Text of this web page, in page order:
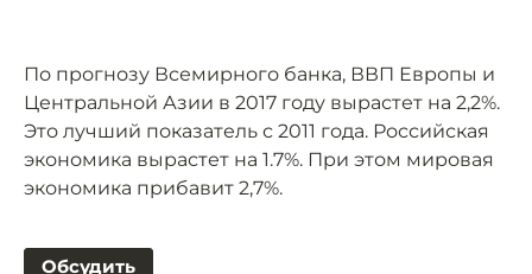
По прогнозу Всемирного банка, ВВП Европы и
Центральной Азии в 2017 году вырастет на 2,2%.
Это лучший показатель с 2011 года. Российская
экономика вырастет на 1.7%. При этом мировая
экономика прибавит 2,7%.
Обсудить